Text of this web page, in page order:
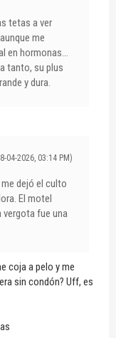
tetas a ver
me
en hormonas...
tanto, su plus
y dura.
04-2026, 03:14 PM)
dejó el culto
El motel
fue una
coja a pelo y me
sin condón? Uff, es